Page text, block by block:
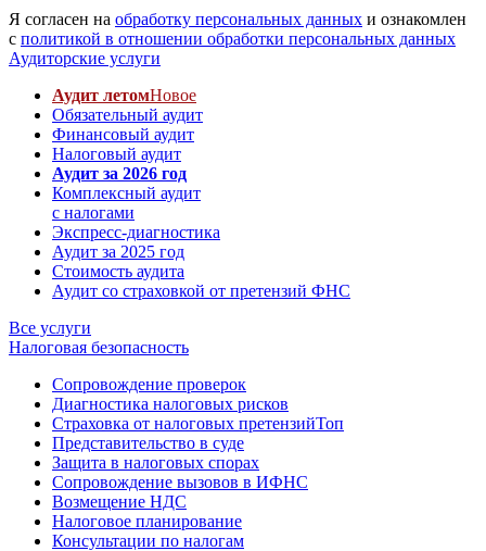
Я согласен на обработку персональных данных и ознакомлен
с политикой в отношении обработки персональных данных
Аудиторские услуги
Аудит летомНовое
Обязательный аудит
Финансовый аудит
Налоговый аудит
Аудит за 2026 год
Комплексный аудит
с налогами
Экспресс-диагностика
Аудит за 2025 год
Стоимость аудита
Аудит со страховкой от претензий ФНС
Все услуги
Налоговая безопасность
Сопровождение проверок
Диагностика налоговых рисков
Страховка от налоговых претензийТоп
Представительство в суде
Защита в налоговых спорах
Сопровождение вызовов в ИФНС
Возмещение НДС
Налоговое планирование
Консультации по налогам